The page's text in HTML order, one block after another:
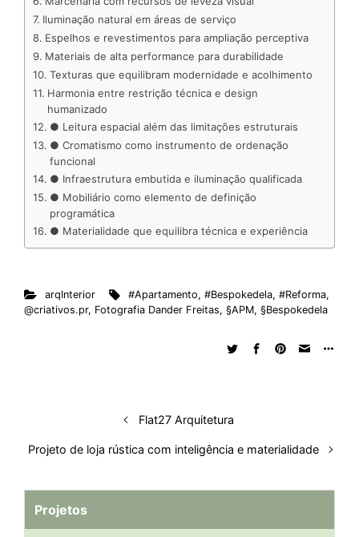
t
Iluminação natural em áreas de serviço
Espelhos e revestimentos para ampliação perceptiva
Materiais de alta performance para durabilidade
Texturas que equilibram modernidade e acolhimento
Harmonia entre restrição técnica e design
humanizado
● Leitura espacial além das limitações estruturais
● Cromatismo como instrumento de ordenação
funcional
● Infraestrutura embutida e iluminação qualificada
● Mobiliário como elemento de definição
programática
● Materialidade que equilibra técnica e experiência
arqInterior #Apartamento,#Bespokedela,#Reforma,
@criativos.pr, Fotografia Dander Freitas, §APM, §Bespokedela
Flat27 Arquitetura
Projeto de loja rústica com inteligência e materialidade
Projetos